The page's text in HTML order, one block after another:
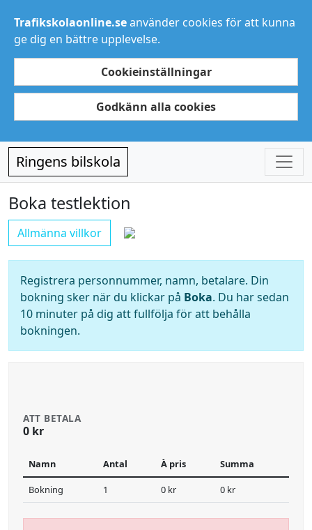
Trafikskolaonline.seanvänder cookies för att kunna
ge dig en bättre upplevelse.
Cookieinställningar
Godkänn alla cookies
Ringens bilskola
Boka testlektion
Allmänna villkor
Registrera personnummer, namn, betalare. Din
bokning sker när du klickar på Boka. Du har sedan
10 minuter på dig att fullfölja för att behålla
bokningen.
ATT BETALA
0 kr
Namn Antal À pris Summa
Bokning 1 0 kr 0 kr